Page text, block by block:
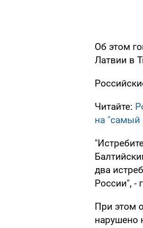
Об этом
Латвии в
Читайте:
на "самый
два
России", -
При этом
нарушено